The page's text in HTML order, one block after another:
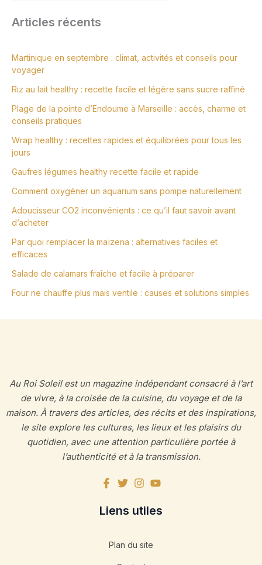
Articles récents
Martinique en septembre : climat, activités et conseils pour
voyager
Riz au lait healthy : recette facile et légère sans sucre raffiné
Plage de la pointe d’Endoume à Marseille : accès, charme et
conseils pratiques
Wrap healthy : recettes rapides et équilibrées pour tous les
jours
Gaufres légumes healthy recette facile et rapide
Comment oxygéner un aquarium sans pompe naturellement
Adoucisseur CO2 inconvénients : ce qu’il faut savoir avant
d’acheter
Par quoi remplacer la maïzena : alternatives faciles et
efficaces
Salade de calamars fraîche et facile à préparer
Four ne chauffe plus mais ventile : causes et solutions simples
Au Roi Soleil est un magazine indépendant consacré à l’art
de vivre, à la croisée de la cuisine, du voyage et de la
maison. À travers des articles, des récits et des inspirations,
le site explore les cultures, les lieux et les plaisirs du
quotidien, avec une attention particulière portée à
l’authenticité et à la transmission.
Liens utiles
Plan du site